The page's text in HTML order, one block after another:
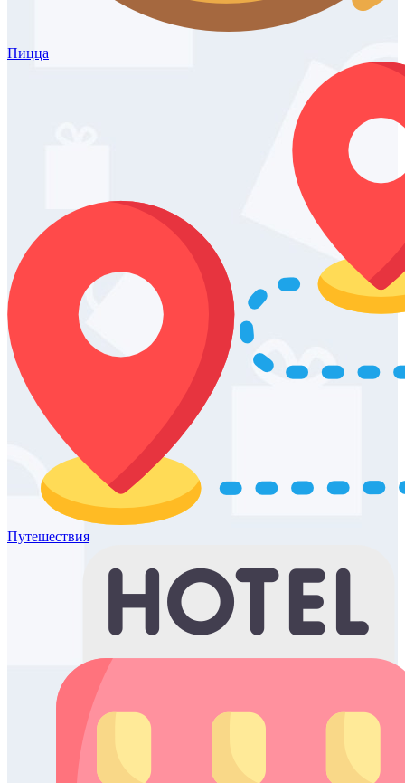
Пицца
Путешествия